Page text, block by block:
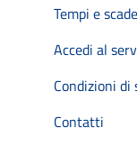
Tempi e
Accedi al
Condizioni di
Contatti